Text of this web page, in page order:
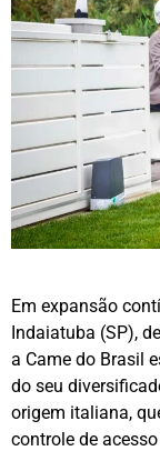
Em expansão
Indaiatuba (SP),
a Came do Brasil
do seu
origem italiana,
controle de